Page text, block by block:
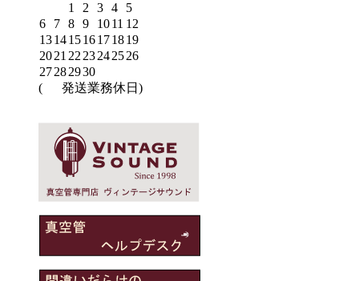
1
2 3 4
5
6
7 8 9 1011 12
13141516171819
2021 22 23242526
27282930
(
発送業務休日)